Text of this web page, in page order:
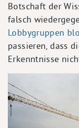
Botschaft der
falsch
Lobbygruppen
passieren, dass
Erkenntnisse